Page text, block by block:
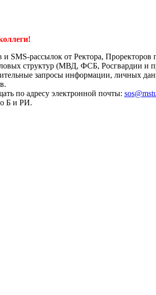
и SMS-рассылок от Ректора, Проректоров
структур (МВД, ФСБ, Росгвардии и
запросы информации, личных
по адресу электронной почты:
Б и РИ.